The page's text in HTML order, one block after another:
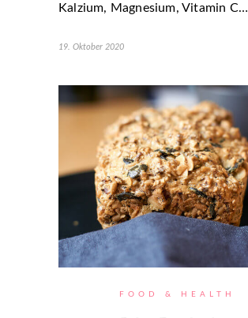
Kalzium, Magnesium, Vitamin C…
19. Oktober 2020
FOOD & HEALTH